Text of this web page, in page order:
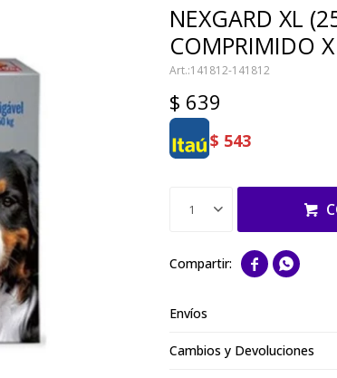
NEXGARD XL
COMPRIMIDO
141812-141812
$ 639
$ 543
1
 
Envíos
Cambios y Devoluciones